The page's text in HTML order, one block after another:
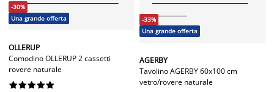
-30%
Una grande offerta
OLLERUP
Comodino OLLERUP 2 cassetti
rovere naturale






-33%
Una grande offerta
AGERBY
Tavolino AGERBY 60x100 cm
vetro/rovere naturale